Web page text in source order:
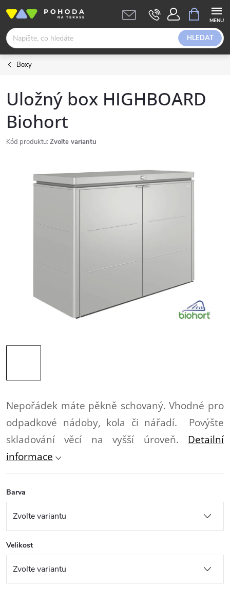
obsah
HLEDAT
NÁKUPNÍ
KOŠÍK
Boxy
Uložný box HIGHBOARD
Biohort
Kód produktu: Zvolte variantu
Nepořádek máte pěkně schovaný. Vhodné pro
odpadkové nádoby, kola či nářadí. Povýšte
skladování věcí na vyšší úroveň.
Detailní
informace
Barva
Velikost